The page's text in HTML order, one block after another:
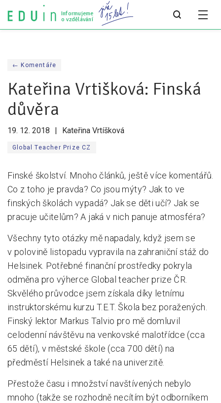
Informujeme
o vzdělávání
Všechny články
Všechny články
Pro média
Tiskové zprávy
Pro média
Pro zřizovatele
Konference Lepší škola
Kápézetka - průvodce pro zřizovatele
Klub zřizovatelů
O nás
O nás
Partneři a dárci
Kontakty
← Komentáře
Kateřina Vrtišková: Finská
důvěra
19. 12. 2018 Kateřina Vrtíšková
Global Teacher Prize CZ
Finské školství. Mnoho článků, ještě více komentářů.
Co z toho je pravda? Co jsou mýty? Jak to ve
finských školách vypadá? Jak se děti učí? Jak se
pracuje učitelům? A jaká v nich panuje atmosféra?
Všechny tyto otázky mě napadaly, když jsem se
v polovině listopadu vypravila na zahraniční stáž do
Helsinek. Potřebné finanční prostředky pokryla
odměna pro výherce Global teacher prize ČR.
Skvělého průvodce jsem získala díky letnímu
instruktorskému kurzu T.E.T. Škola bez poražených.
Finský lektor Markus Talvio pro mě domluvil
celodenní návštěvu na venkovské malotřídce (cca
65 dětí), v městské škole (cca 700 dětí) na
předměstí Helsinek a také na univerzitě.
Přestože času i množství navštívených nebylo
mnoho (takže se rozhodně necítím být odborníkem